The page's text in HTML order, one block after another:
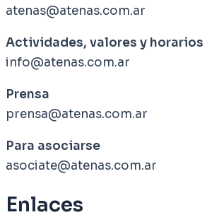
atenas@atenas.com.ar
Actividades, valores y horarios
info@atenas.com.ar
Prensa
prensa@atenas.com.ar
Para asociarse
asociate@atenas.com.ar
Enlaces